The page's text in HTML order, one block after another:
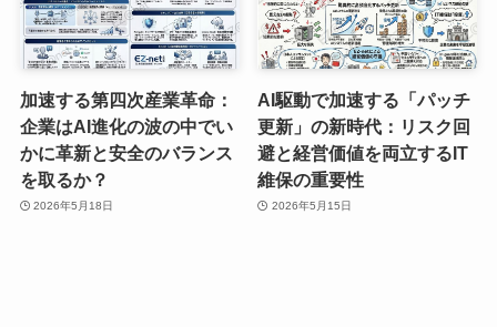
加速する第四次産業革命：
企業はAI進化の波の中でい
かに革新と安全のバランス
を取るか？
2026年5月18日
AI駆動で加速する「パッチ
更新」の新時代：リスク回
避と経営価値を両立するIT
維保の重要性
2026年5月15日